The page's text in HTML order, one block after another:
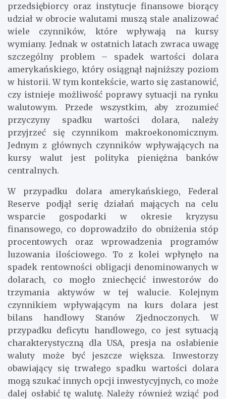
przedsiębiorcy oraz instytucje finansowe biorący
udział w obrocie walutami muszą stale analizować
wiele czynników, które wpływają na kursy
wymiany. Jednak w ostatnich latach zwraca uwagę
szczególny problem – spadek wartości dolara
amerykańskiego, który osiągnął najniższy poziom
w historii. W tym kontekście, warto się zastanowić,
czy istnieje możliwość poprawy sytuacji na rynku
walutowym. Przede wszystkim, aby zrozumieć
przyczyny spadku wartości dolara, należy
przyjrzeć się czynnikom makroekonomicznym.
Jednym z głównych czynników wpływających na
kursy walut jest polityka pieniężna banków
centralnych.
W przypadku dolara amerykańskiego, Federal
Reserve podjął serię działań mających na celu
wsparcie gospodarki w okresie kryzysu
finansowego, co doprowadziło do obniżenia stóp
procentowych oraz wprowadzenia programów
luzowania ilościowego. To z kolei wpłynęło na
spadek rentowności obligacji denominowanych w
dolarach, co mogło zniechęcić inwestorów do
trzymania aktywów w tej walucie. Kolejnym
czynnikiem wpływającym na kurs dolara jest
bilans handlowy Stanów Zjednoczonych. W
przypadku deficytu handlowego, co jest sytuacją
charakterystyczną dla USA, presja na osłabienie
waluty może być jeszcze większa. Inwestorzy
obawiający się trwałego spadku wartości dolara
mogą szukać innych opcji inwestycyjnych, co może
dalej osłabić tę walutę. Należy również wziąć pod